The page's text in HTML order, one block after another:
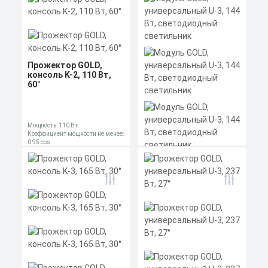
Прожектор GOLD,
консоль K-2, 110 Вт,
60°
Мощность: 110 Вт
Коэффициент мощности не менее:
0,95 cos
Экструдированный
алюминиевый профиль
(анодированный), вторичная
силиконовой прокладкой.
Цена по запросу
Получить КП за 15
минутСкачать
КП
Модуль GOLD,
универсальный U-3,
144 Вт, светодиодный
светильник
Коэффициент мощности не менее:
0,95 cos
алюминиевый профиль
(анодированный), прозрачное
Получить КП за 15